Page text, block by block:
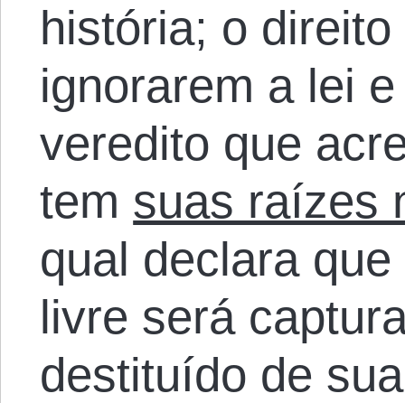
história; o
ignorarem a lei
veredito que
tem suas raízes
qual declara
livre será
destituído de